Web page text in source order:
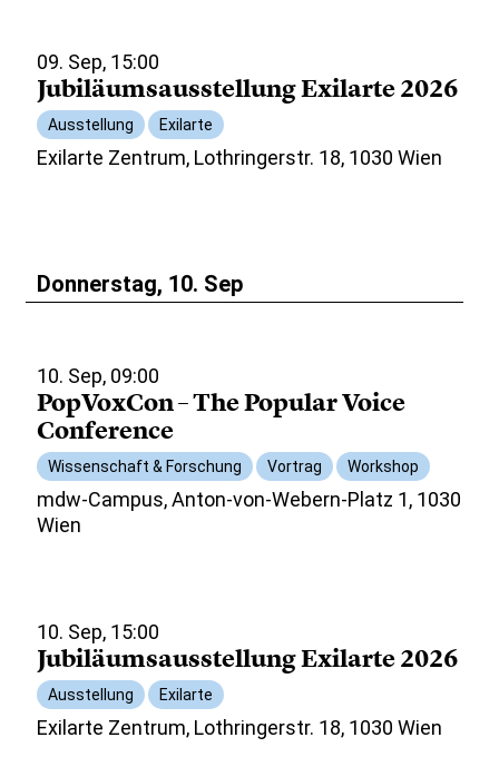
09. Sep, 15:00
Jubiläumsausstellung Exilarte 2026
Ausstellung Exilarte
Exilarte Zentrum, Lothringerstr. 18, 1030 Wien
Donnerstag, 10. Sep
10. Sep, 09:00
PopVoxCon – The Popular Voice
Conference
Wissenschaft & Forschung Vortrag Workshop
mdw-Campus, Anton-von-Webern-Platz 1, 1030
Wien
10. Sep, 15:00
Jubiläumsausstellung Exilarte 2026
Ausstellung Exilarte
Exilarte Zentrum, Lothringerstr. 18, 1030 Wien